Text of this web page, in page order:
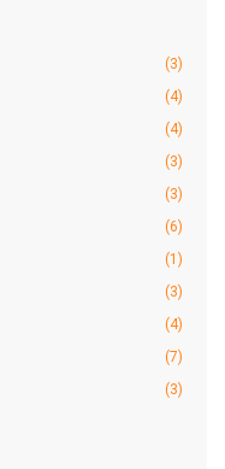
(3)
(4)
(4)
(3)
(3)
(6)
(1)
(3)
(4)
(7)
(3)